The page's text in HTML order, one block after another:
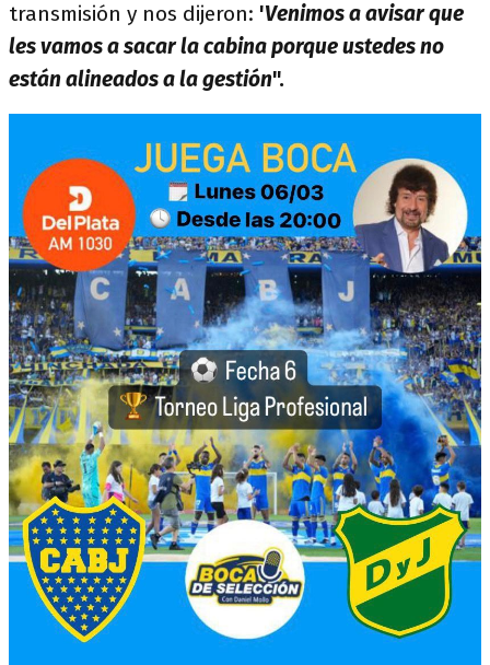
transmisión y nos dijeron: 'Venimos a avisar que
les vamos a sacar la cabina porque ustedes no
están alineados a la gestión".